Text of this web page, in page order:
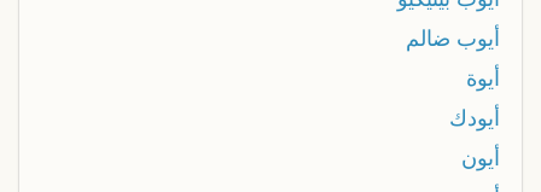
أيوب ضالم
أيوة
أيودك
أيون